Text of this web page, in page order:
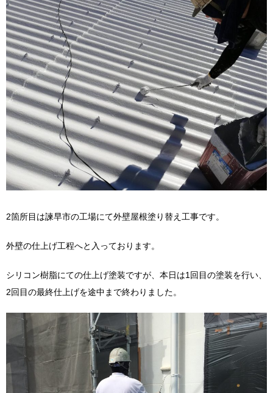
2箇所目は諫早市の工場にて外壁屋根塗り替え工事です。
外壁の仕上げ工程へと入っております。
シリコン樹脂にての仕上げ塗装ですが、本日は1回目の塗装を行い、
2回目の最終仕上げを途中まで終わりました。